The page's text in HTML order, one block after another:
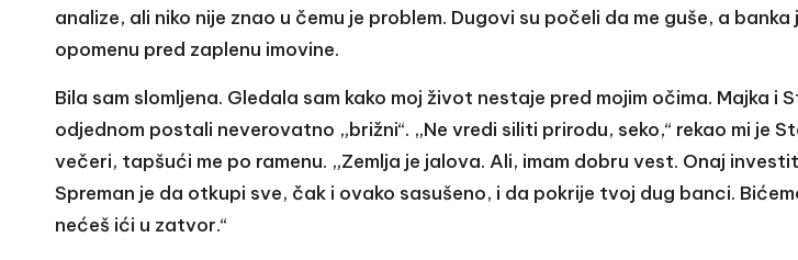
analize, ali niko nije znao u čemu je problem. Dugovi su počeli da me guše, a
opomenu pred zaplenu imovine.
Bila sam slomljena. Gledala sam kako moj život nestaje pred mojim očima. Majka i
odjednom postali neverovatno „brižni“. „Ne vredi siliti prirodu, seko,“ rekao mi je
večeri, tapšući me po ramenu. „Zemlja je jalova. Ali, imam dobru vest. Onaj
Spreman je da otkupi sve, čak i ovako sasušeno, i da pokrije tvoj dug banci.
nećeš ići u zatvor.“